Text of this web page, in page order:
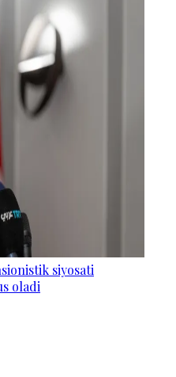
siyosati
oladi